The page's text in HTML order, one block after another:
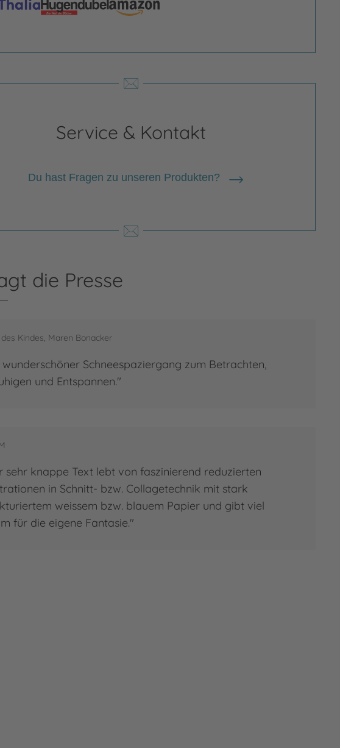
Bild vergrößern
Service & Kontakt
Du hast Fragen zu unseren Produkten?
Ebi Naumann, geboren 1949, studierte
Pantomime bei Marcel Marceau sowie Jura
und Soziologie. Er arbeitete viele Jahre als
Lektor , Produzent und Drehbuchautor und
Ebi Naumann
die Presse
Kindes, Maren Bonacker
wunderschöner Schneespaziergang zum Betrachten,
und Entspannen."
sehr knappe Text lebt von faszinierend reduzierten
in Schnitt- bzw. Collagetechnik mit stark
weissem bzw. blauem Papier und gibt viel
für die eigene Fantasie."